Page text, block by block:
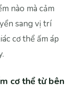
nào mà cảm
sang vị trí
cơ thể ấm áp
cơ thể từ bên